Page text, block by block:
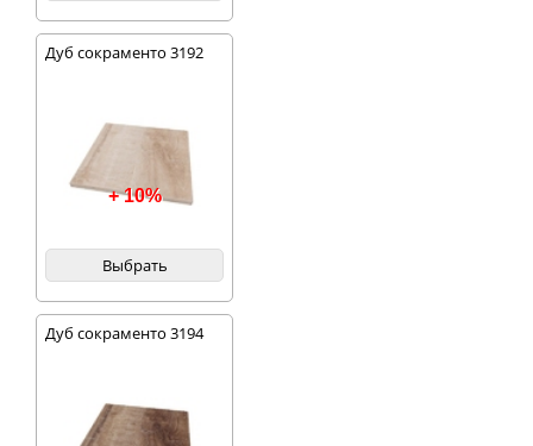
Дуб сокраменто 3192
+ 10%
Выбрать
Дуб сокраменто 3194